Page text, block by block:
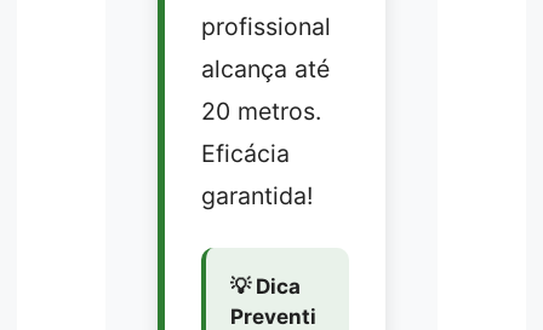
profissional
alcança até
20 metros.
Eficácia
garantida!
💡 Dica
Preventi